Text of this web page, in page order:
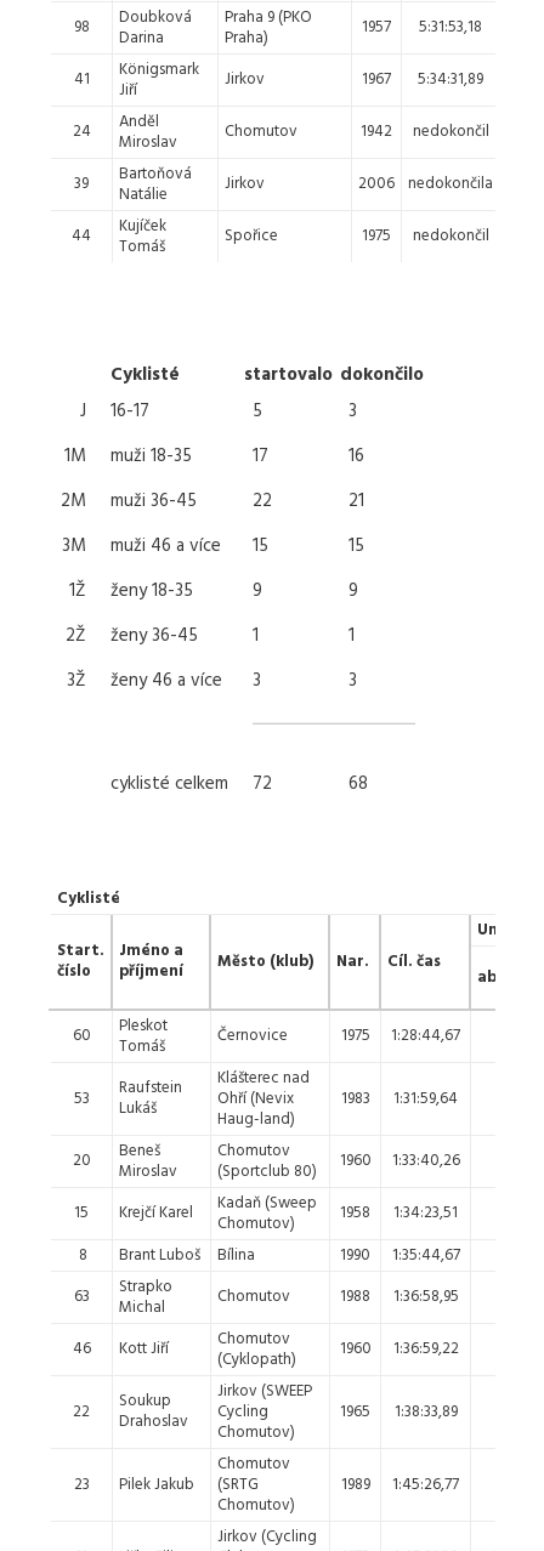
98
Doubková
Darina
Praha 9 (PKO
Praha)
1957 5:31:53,18
41
Königsmark
Jiří
Jirkov 1967 5:34:31,89
24
Anděl
Miroslav
Chomutov 1942 nedokončil
39
Bartoňová
Natálie
Jirkov 2006 nedokončila
44
Kujíček
Tomáš
Spořice 1975 nedokončil
Cyklisté startovalo dokončilo
J
16-17 5
3
1M
muži 18-35 17
16
2M
muži 36-45 22
21
3M
muži 46 a více 15
15
1Ž
ženy 18-35 9
9
2Ž
ženy 36-45 1
1
3Ž
ženy 46 a více 3 3
cyklisté celkem 72 68
Cyklisté
Start.
číslo
Jméno a
příjmení
Město (klub) Nar. Cíl. čas
absol.
60
Pleskot
Tomáš
Černovice 1975 1:28:44,67
53
Raufstein
Lukáš
Klášterec nad
Ohří (Nevix
Haug-land)
1983 1:31:59,64
20
Beneš
Miroslav
Chomutov
(Sportclub 80)
1960 1:33:40,26
15 Krejčí Karel
Kadaň (Sweep
Chomutov)
1958 1:34:23,51
8
Brant Luboš Bílina 1990 1:35:44,67
63
Strapko
Michal
Chomutov 1988 1:36:58,95
46 Kott Jiří
Chomutov
(Cyklopath)
1960 1:36:59,22
22
Soukup
Drahoslav
Jirkov (SWEEP
Cycling
Chomutov)
1965 1:38:33,89
23 Pilek Jakub
Chomutov
(SRTG
Chomutov)
1989 1:45:26,77
Jirkov (Cycling